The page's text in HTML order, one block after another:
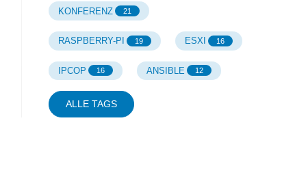
KONFERENZ 21
RASPBERRY-PI 19 ESXI 16
IPCOP 16 ANSIBLE 12
ALLE TAGS